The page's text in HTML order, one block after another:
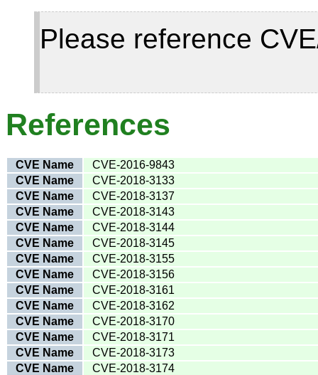
Please reference
References
CVE Name
CVE-2016-9843
CVE Name
CVE-2018-3133
CVE Name
CVE-2018-3137
CVE Name
CVE-2018-3143
CVE Name
CVE-2018-3144
CVE Name
CVE-2018-3145
CVE Name
CVE-2018-3155
CVE Name
CVE-2018-3156
CVE Name
CVE-2018-3161
CVE Name
CVE-2018-3162
CVE Name
CVE-2018-3170
CVE Name
CVE-2018-3171
CVE Name
CVE-2018-3173
CVE Name
CVE-2018-3174